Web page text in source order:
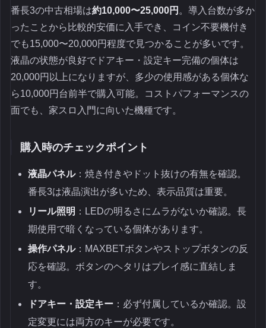
番長3の中古相場は約10,000〜25,000円 。導入台数が多か
ったことから比較的安価に入手でき、コイン不要機付き
でも15,000〜20,000円程度で見つかることが多いです。
液晶の状態が良好でドアキー・設定キー完備の個体は
20,000円以上になりますが、多少の使用感がある個体な
ら10,000円台前半で購入可能。コストパフォーマンスの
面でも、家スロ入門に向いた機種です。
購入時のチェックポイント
液晶パネル：焼き付きやドット抜けの有無を確認。
番長3は液晶演出が多いため、表示品質は重要。
リール照明 ：LEDの明るさにムラがないか確認。長
期使用で暗くなっている個体があります。
操作パネル：MAXBETボタンやストップボタンの反
応を確認。ボタンのヘタリはプレイ感に直結しま
す。
ドアキー・設定キー ：必ず付属しているか確認。設
定変更には両方のキーが必要です。